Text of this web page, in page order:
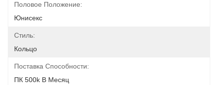
Половое Положение:
Юнисекс
Стиль:
Кольцо
Поставка Способности:
ПК 500k В Месяц